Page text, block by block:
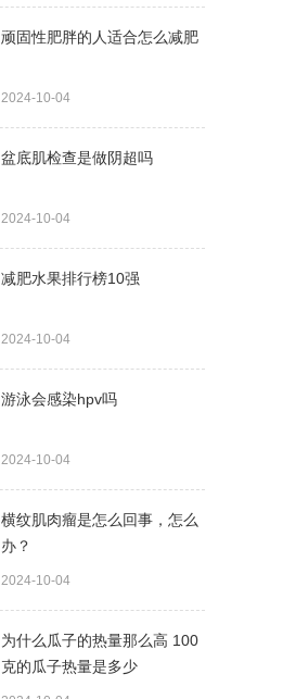
顽固性肥胖的人适合怎么减肥
2024-10-04
盆底肌检查是做阴超吗
2024-10-04
减肥水果排行榜10强
2024-10-04
游泳会感染hpv吗
2024-10-04
横纹肌肉瘤是怎么回事，怎么
办？
2024-10-04
为什么瓜子的热量那么高 100
克的瓜子热量是多少